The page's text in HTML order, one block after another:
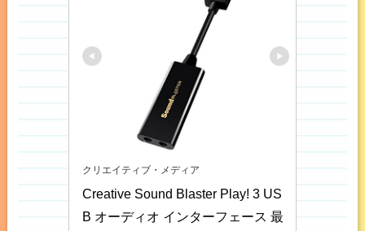
クリエイティブ・メディア
Creative Sound Blaster Play! 3 US
B オーディオ インターフェース 最